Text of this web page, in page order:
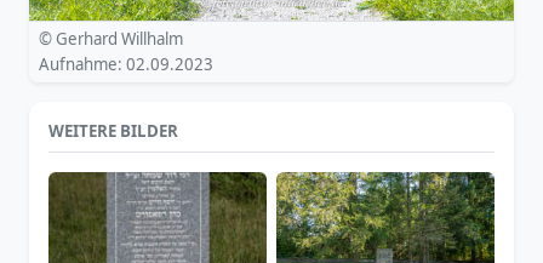
© Gerhard Willhalm
Aufnahme: 02.09.2023
WEITERE BILDER